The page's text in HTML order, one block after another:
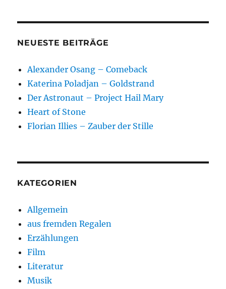
NEUESTE BEITRÄGE
Alexander Osang – Comeback
Katerina Poladjan – Goldstrand
Der Astronaut – Project Hail Mary
Heart of Stone
Florian Illies – Zauber der Stille
KATEGORIEN
Allgemein
aus fremden Regalen
Erzählungen
Film
Literatur
Musik